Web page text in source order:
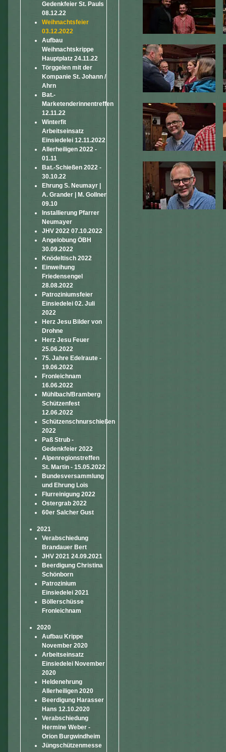
Gedenkfeier St. Pauls
08.12.22
Weihnachtsfeier
03.12.2022
Aufbau
Weihnachtskrippe
Hauptplatz 24.11.22
Törggelen mit der
Kompanie St. Johann /
Ahrn
Bat.-
Marketenderinnentreffen
12.11.22
Winterfit
Arbeitseinsatz
Einsiedelei 12.11.2022
Allerheiligen 2022 -
01.11
Bat.-Schießen 2022 -
30.10.22
Ehrung S. Neumayr |
A. Grander | M. Gollner
09.10
Installierung Pfarrer
Neumayer
JHV 2022 07.10.2022
Angelobung ÖBH
30.09.2022
Knödeltisch 2022
Einweihung
Friedensengel
28.08.2022
Patroziniumsfeier
Einsiedelei 02. Juli
2022
Herz Jesu Bilder von
Drohne
Herz Jesu Feuer
25.06.2022
75. Jahre Edelraute -
19.06.2022
Fronleichnam
16.06.2022
Mühlbach/Bramberg
Schützenfest
12.06.2022
Schützenschnurschießen
2022
Paß Strub -
Gedenkfeier 2022
Alpenregionstreffen
St. Martin - 15.05.2022
Bundesversammlung
und Ehrung Lois
Flurreinigung 2022
Ostergrab 2022
60er Salcher Gust
2021
Verabschiedung
Brandauer Bert
JHV 2021 24.09.2021
Beerdigung Christina
Schönborn
Patrozinium
Einsiedelei 2021
Böllerschüsse
Fronleichnam
2020
Aufbau Krippe
November 2020
Arbeitseinsatz
Einsiedelei November
2020
Heldenehrung
Allerheiligen 2020
Beerdigung Harasser
Hans 12.10.2020
Verabschiedung
Hermine Weber -
Orion Burgwindheim
Jüngschützenmesse